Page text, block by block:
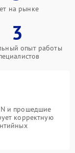
на рынке
3
опыт работы
и прошедшие
корректную